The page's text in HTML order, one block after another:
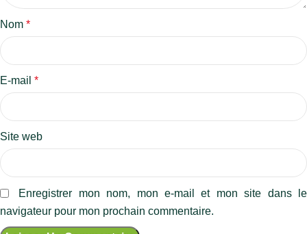
Nom *
E-mail *
Site web
Enregistrer mon nom, mon e-mail et mon site dans le
navigateur pour mon prochain commentaire.